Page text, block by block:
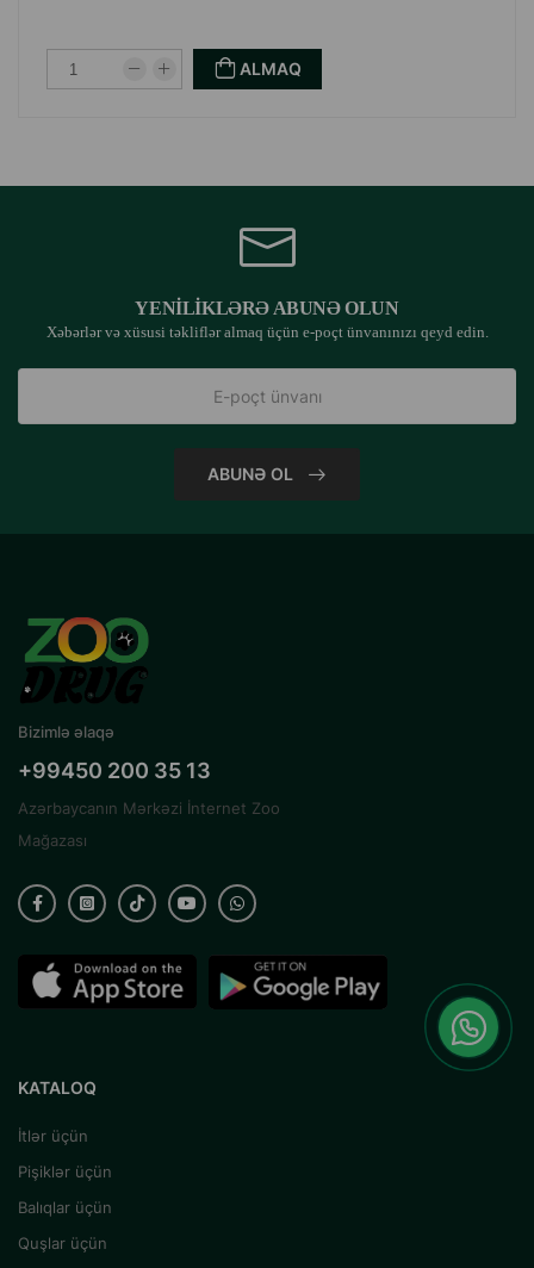
ALMAQ
YENILIKLƏRƏ ABUNƏ OLUN
Xəbərlər və xüsusi təkliflər almaq üçün e-poçt ünvanınızı qeyd edin.
ABUNƏ OL
Bizimlə əlaqə
+99450 200 35 13
Azərbaycanın Mərkəzi İnternet Zoo
Mağazası
KATALOQ
İtlər üçün
Pişiklər üçün
Balıqlar üçün
Quşlar üçün